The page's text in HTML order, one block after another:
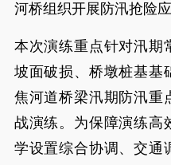
河桥组织开展防汛抢险
本次演练重点针对汛期
坡面破损、桥墩桩基基
焦河道桥梁汛期防汛重
战演练。为保障演练高
学设置综合协调、交通